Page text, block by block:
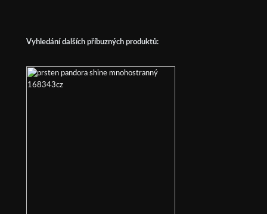
Vyhledání dalších příbuzných produktů: